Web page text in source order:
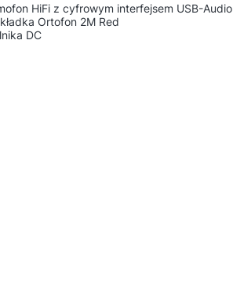
HiFi z cyfrowym interfejsem USB-Audio
Ortofon 2M Red
DC